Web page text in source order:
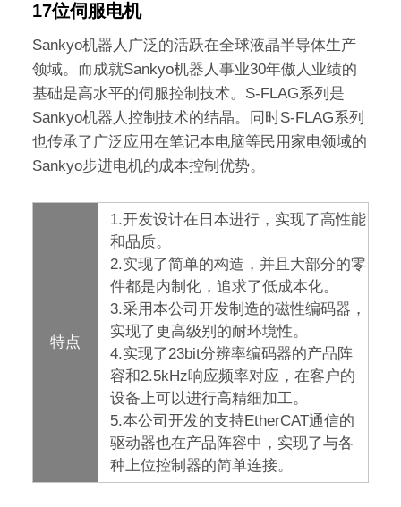
17位伺服电机
Sankyo机器人广泛的活跃在全球液晶半导体生产
领域。而成就Sankyo机器人事业30年傲人业绩的
基础是高水平的伺服控制技术。S-FLAG系列是
Sankyo机器人控制技术的结晶。同时S-FLAG系列
也传承了广泛应用在笔记本电脑等民用家电领域的
Sankyo步进电机的成本控制优势。
特点
1.开发设计在日本进行，实现了高性能
和品质。
2.实现了简单的构造，并且大部分的零
件都是内制化，追求了低成本化。
3.采用本公司开发制造的磁性编码器，
实现了更高级别的耐环境性。
4.实现了23bit分辨率编码器的产品阵
容和2.5kHz响应频率对应，在客户的
设备上可以进行高精细加工。
5.本公司开发的支持EtherCAT通信的
驱动器也在产品阵容中，实现了与各
种上位控制器的简单连接。